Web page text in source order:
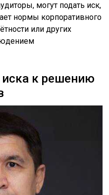
могут подать иск,
нормы корпоративного
или других
иска к решению